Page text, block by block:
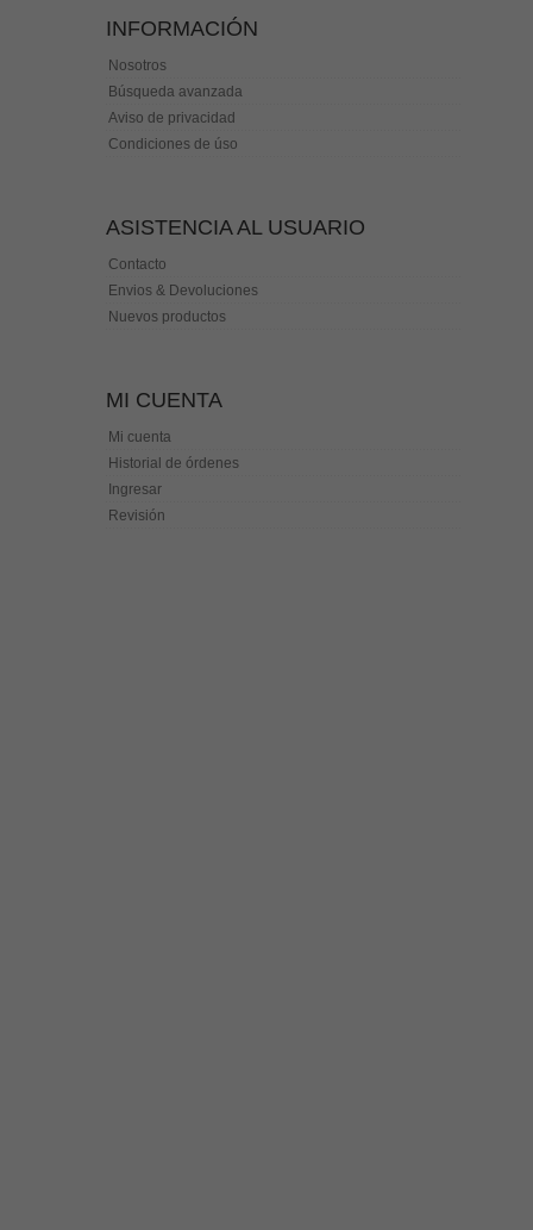
INFORMACIÓN
Nosotros
Búsqueda avanzada
Aviso de privacidad
Condiciones de úso
ASISTENCIA AL USUARIO
Contacto
Envios & Devoluciones
Nuevos productos
MI CUENTA
Mi cuenta
Historial de órdenes
Ingresar
Revisión